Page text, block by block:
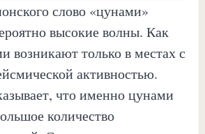
слово «цунами»
высокие волны. Как
возникают только в местах с
активностью.
что именно цунами
количество